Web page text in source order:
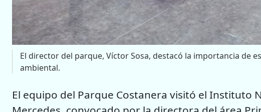
El director del parque, Víctor Sosa, destacó la importancia de
ambiental.
El equipo del Parque Costanera visitó el Instituto